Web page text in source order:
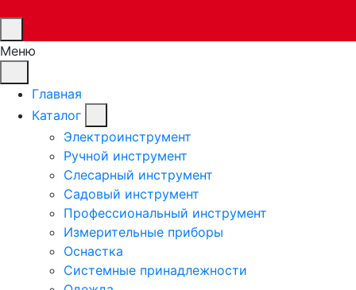
Меню
Главная
Каталог
Электроинструмент
Ручной инструмент
Слесарный инструмент
Садовый инструмент
Профессиональный инструмент
Измерительные приборы
Оснастка
Системные принадлежности